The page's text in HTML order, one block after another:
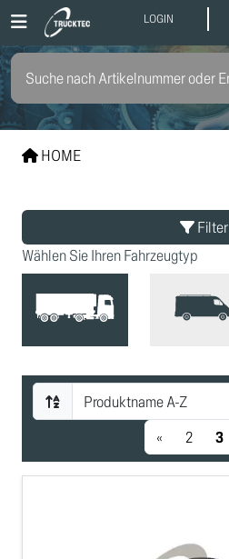
LOGIN
HOME
Filter
Wählen Sie Ihren Fahrzeugtyp
« 2 3